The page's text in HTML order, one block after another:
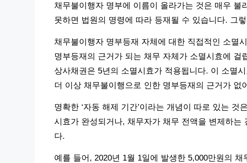
채무불이행자 명부에 이름이 올라가는 것은 매우 불
못하면 법원의 명령에 따라 등재될 수 있습니다. 그
채무불이행자 명부등재 자체에 대한 직접적인 소멸
명부등재의 근거가 되는 채무 자체가 소멸시효에
상사채권은 5년의 소멸시효가 적용됩니다. 이 소멸
더 이상 채무불이행으로 인한 명부등재의 근거가 없
명확한 ‘자동 해제 기간’이라는 개념이 따로 있는
시효가 완성되거나, 채무자가 채무 전액을 변제하는
다.
예를 들어, 2020년 1월 1일에 발생한 5,000만원의